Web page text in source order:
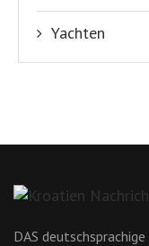
Yachten
DAS